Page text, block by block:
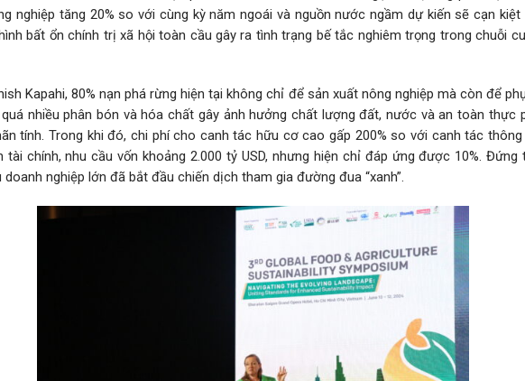
nghiệp tăng 20% so với cùng kỳ năm ngoái và nguồn nước ngầm dự kiến sẽ cạn kiệt
bất ổn chính trị xã hội toàn cầu gây ra tình trạng bế tắc nghiêm trọng trong chuỗi
Kapahi, 80% nạn phá rừng hiện tại không chỉ để sản xuất nông nghiệp mà còn để
nhiều phân bón và hóa chất gây ảnh hưởng chất lượng đất, nước và an toàn thực
tính. Trong khi đó, chi phí cho canh tác hữu cơ cao gấp 200% so với canh tác
tài chính, nhu cầu vốn khoảng 2.000 tỷ USD, nhưng hiện chỉ đáp ứng được 10%.
nghiệp lớn đã bắt đầu chiến dịch tham gia đường đua “xanh”.